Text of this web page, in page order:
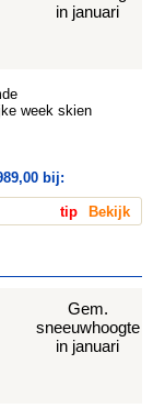
week skien
in januari
bij:
tip Bekijk
Gem.
sneeuwhoogte
in januari